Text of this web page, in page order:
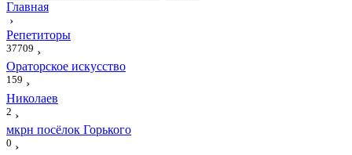
Главная
›
Репетиторы
37709 ›
Ораторское искусство
159 ›
Николаев
2 ›
мкрн посёлок Горького
0 ›